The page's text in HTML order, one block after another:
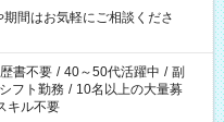
間はお気軽にご相談くださ
書不要 / 40～50代活躍中 / 副
シフト勤務 / 10名以上の大量募
キル不要